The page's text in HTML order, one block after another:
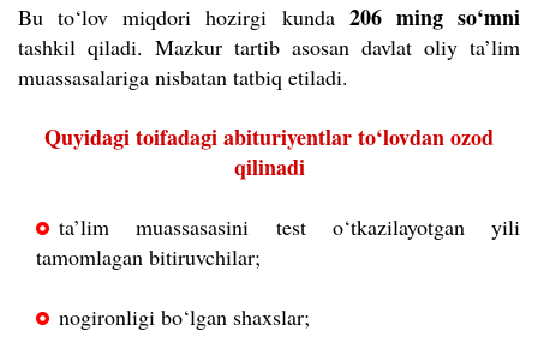
Bu to‘lov miqdori hozirgi kunda 206 ming so‘mni
tashkil qiladi. Mazkur tartib asosan davlat oliy ta’lim
muassasalariga nisbatan tatbiq etiladi.
Quyidagi toifadagi abituriyentlar to‘lovdan ozod
qilinadi
ta’lim muassasasini test o‘tkazilayotgan yili
tamomlagan bitiruvchilar;
nogironligi bo‘lgan shaxslar;